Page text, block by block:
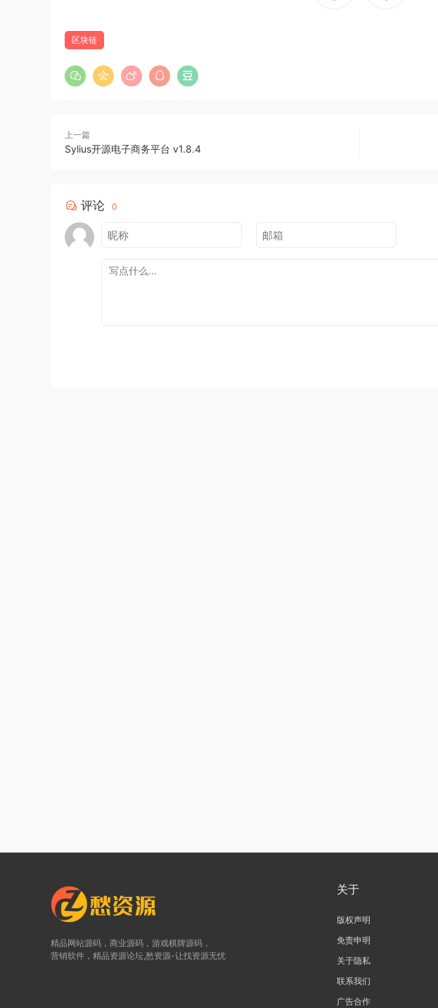
区块链
上一篇
Sylius开源电子商务平台 v1.8.4
评论 0
精品网站源码，商业源码，游戏棋牌源码，
营销软件，精品资源论坛,愁资源-让找资源无忧
关于
版权声明
免责申明
关于隐私
联系我们
广告合作